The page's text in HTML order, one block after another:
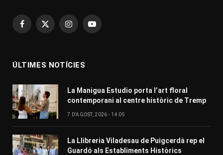
Facebook
X
InstagramYouTube
ÚLTIMES NOTÍCIES
La Manigua Estudio porta l’art floral
contemporani al centre històric de Tremp
7 D'AGOST, 2026 - 14:05
La Llibreria Viladesau de Puigcerdà rep el
Guardó als Establiments Històrics